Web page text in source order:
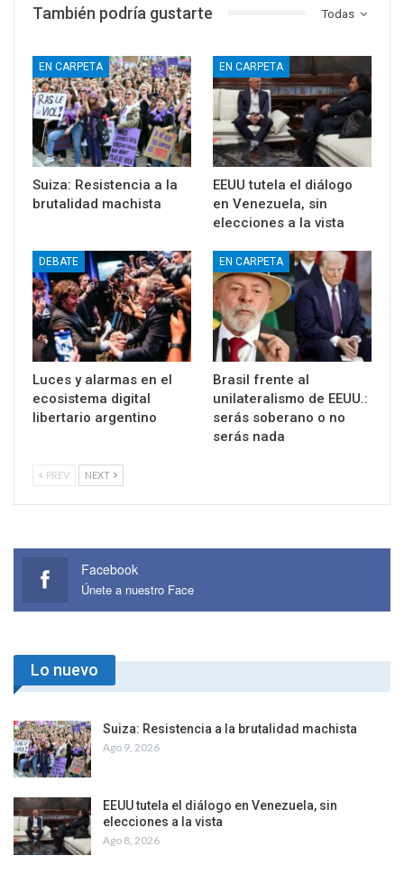
Todas
También podría gustarte
EN CARPETA
Suiza: Resistencia a la
brutalidad machista
EN CARPETA
EEUU tutela el diálogo
en Venezuela, sin
elecciones a la vista
DEBATE
Luces y alarmas en el
ecosistema digital
libertario argentino
EN CARPETA
Brasil frente al
unilateralismo de EEUU.:
serás soberano o no
serás nada
PREV NEXT
Facebook
Únete a nuestro Face
Lo nuevo
Suiza: Resistencia a la brutalidad machista
Ago 9, 2026
EEUU tutela el diálogo en Venezuela, sin
elecciones a la vista
Ago 8, 2026